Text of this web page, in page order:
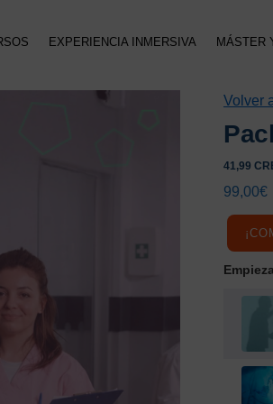
EXPERIENCIA INMERSIVA MÁSTER
Volver
41,99
99,00€